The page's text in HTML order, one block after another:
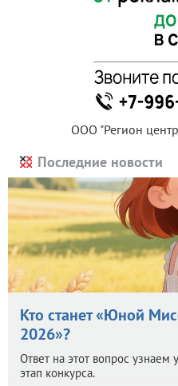
ООО "Регион
Последние новости
Кто станет «Юной
2026»?
Ответ на этот вопрос узнаем
этап конкурса.